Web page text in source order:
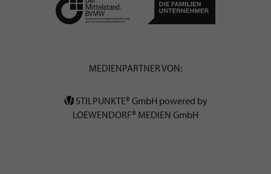
MEDIENPARTNER VON:
STILPUNKTE® GmbH powered by
LOEWENDORF® MEDIEN GmbH